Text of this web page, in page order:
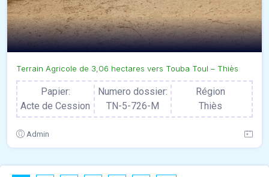
Terrain Agricole de 3,06 hectares vers Touba Toul – Thiès
Papier:
Acte de Cession
Numero dossier:
TN-5-726-M
Région
Thiès
Admin